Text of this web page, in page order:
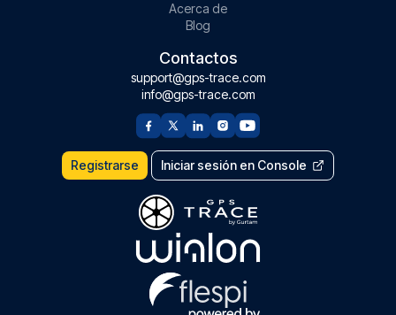
Acerca de
Blog
Contactos
support@gps-trace.com
info@gps-trace.com
Registrarse Iniciar sesión en Console